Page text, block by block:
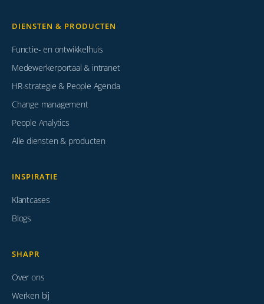
DIENSTEN & PRODUCTEN
Functie- en ontwikkelhuis
Medewerkerportaal & intranet
HR-strategie & People Agenda
Change management
People Analytics
Alle diensten & producten
INSPIRATIE
Klantcases
Blogs
SHAPR
Over ons
Werken bij